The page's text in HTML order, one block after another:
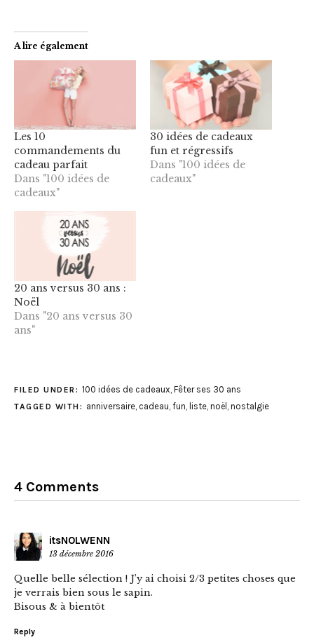
A lire également
Les 10
commandements du
cadeau parfait
Dans "100 idées de
cadeaux"
30 idées de cadeaux
fun et régressifs
Dans "100 idées de
cadeaux"
20 ans versus 30 ans :
Noël
Dans "20 ans versus 30
ans"
FILED UNDER: 100 idées de cadeaux Fêter ses 30 ans
TAGGED WITH: anniversaire, cadeau fun liste, noël nostalgie
4 Comments
itsNOLWENN
13 décembre 2016
Quelle belle sélection ! J’y ai choisi 2/3 petites choses que
je verrais bien sous le sapin.
Bisous & à bientôt
Reply